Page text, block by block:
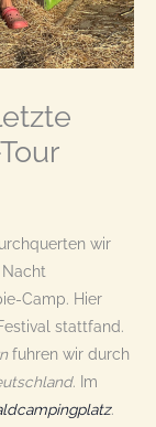
wir
Camp. Hier
stattfand.
fuhren wir durch
. Im
.